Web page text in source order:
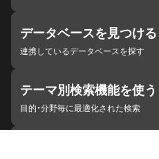
データベースを見つける
連携しているデータベースを探す
テーマ別検索機能を使う
目的・分野毎に最適化された検索